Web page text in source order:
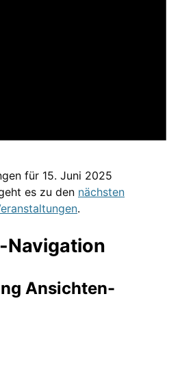
für 15. Juni 2025
es zu den nächsten
.
Ansichten-